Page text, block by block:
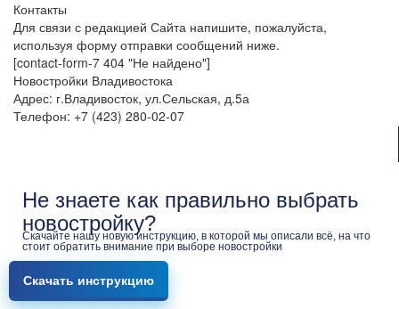
Контакты
Для связи с редакцией Сайта напишите, пожалуйста,
используя форму отправки сообщений ниже.
[contact-form-7 404 "Не найдено"]
Новостройки Владивостока
Адрес: г.Владивосток, ул.Сельская, д.5а
Телефон: +7 (423) 280-02-07
Не знаете как правильно выбрать
новостройку?
Скачайте нашу новую инструкцию, в которой мы описали всё, на что
стоит обратить внимание при выборе новостройки
Скачать инструкцию